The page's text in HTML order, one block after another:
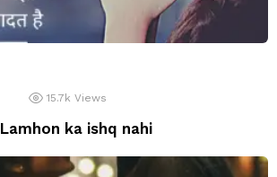
15.7k Views
Lamhon ka ishq nahi